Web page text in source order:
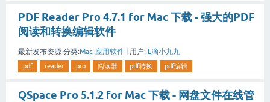
PDF Reader Pro 4.7.1 for Mac 下载 - 强大的PDF
阅读和转换编辑软件
最新发布资源 分类:Mac-应用软件 | 用户: L滴小九九
pdf reader pro 阅读器 pdf转换 pdf编辑
QSpace Pro 5.1.2 for Mac 下载 - 网盘文件在线管